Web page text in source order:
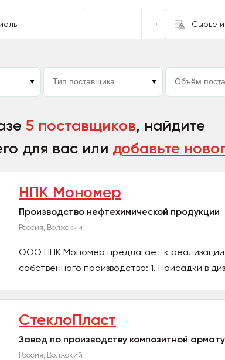
Сырье
5 поставщиков, найдите
для вас или добавьте
НПК Мономер
Производство нефтехимической продукции
Россия, Волжский
ООО НПК Мономер предлагает к
собственного производства: 1. Присадки в
СтеклоПласт
Завод по производству композитной
Россия, Волжский